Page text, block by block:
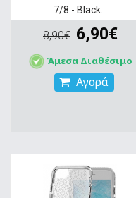
7/8 - Black...
8,90€ 6,90€
Άμεσα Διαθέσιμο
Αγορά